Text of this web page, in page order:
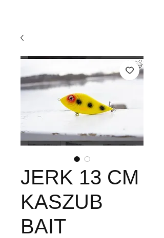
JERK 13 CM
KASZUB
BAIT